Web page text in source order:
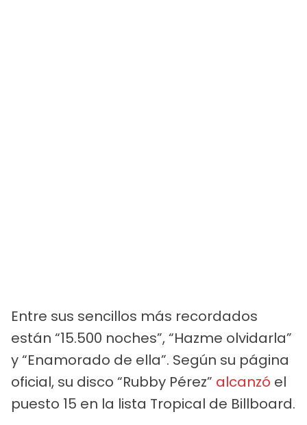
Entre sus sencillos más recordados
están “15.500 noches”, “Hazme olvidarla”
y “Enamorado de ella”. Según su página
oficial, su disco “Rubby Pérez” alcanzó el
puesto 15 en la lista Tropical de Billboard.